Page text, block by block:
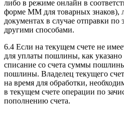
либо в режиме онлайн в
форме MM для товарных знаков),
документах в случае отправки по
другими способами.
6.4 Если на текущем счете не
для уплаты пошлины, как указано
списание со счета суммы
пошлины. Владелец текущего
на время для обработки,
в текущем счете операции по
пополнению счета.